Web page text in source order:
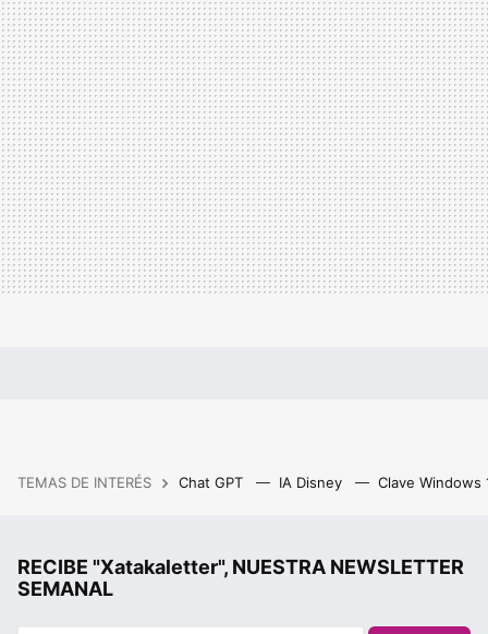
TEMAS DE INTERÉS Chat GPT IA Disney Clave Windows
RECIBE "Xatakaletter", NUESTRA NEWSLETTER
SEMANAL